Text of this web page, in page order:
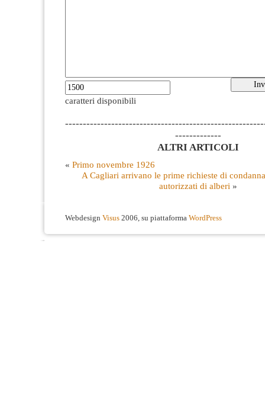
caratteri disponibili
-------------
ALTRI ARTICOLI
« Primo novembre 1926
A Cagliari arrivano le prime richieste di
autorizzati di alberi »
Webdesign Visus 2006, su piattaforma WordPress